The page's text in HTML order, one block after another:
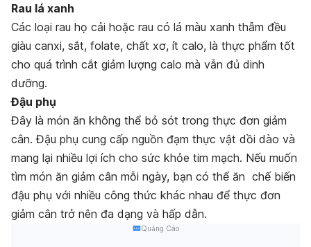
Rau lá xanh
Các loại rau họ cải hoặc rau có lá màu xanh thẫm đều
giàu canxi, sắt, folate, chất xơ, ít calo, là thực phẩm tốt
cho quá trình cắt giảm lượng calo mà vẫn đủ dinh
dưỡng.
Đậu phụ
Đây là món ăn không thể bỏ sót trong thực đơn giảm
cân. Đậu phụ cung cấp nguồn đạm thực vật dồi dào và
mang lại nhiều lợi ích cho sức khỏe tim mạch. Nếu muốn
tìm món ăn giảm cân mỗi ngày, bạn có thể ăn chế biến
đậu phụ với nhiều công thức khác nhau để thực đơn
giảm cân trở nên đa dạng và hấp dẫn.
Quảng Cáo